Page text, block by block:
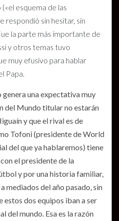
esquema de las
respondió sin hesitar, sin
la parte más importante de
y otros temas tuvo
muy efusivo para hablar
Papa.
una expectativa muy
del Mundo titular no estarán
y que el rival es de
Tofoni (presidente de World
del que ya hablaremos) tiene
el presidente de la
y por una historia familiar,
mediados del año pasado, sin
estos dos equipos iban a ser
del mundo. Esa es la razón